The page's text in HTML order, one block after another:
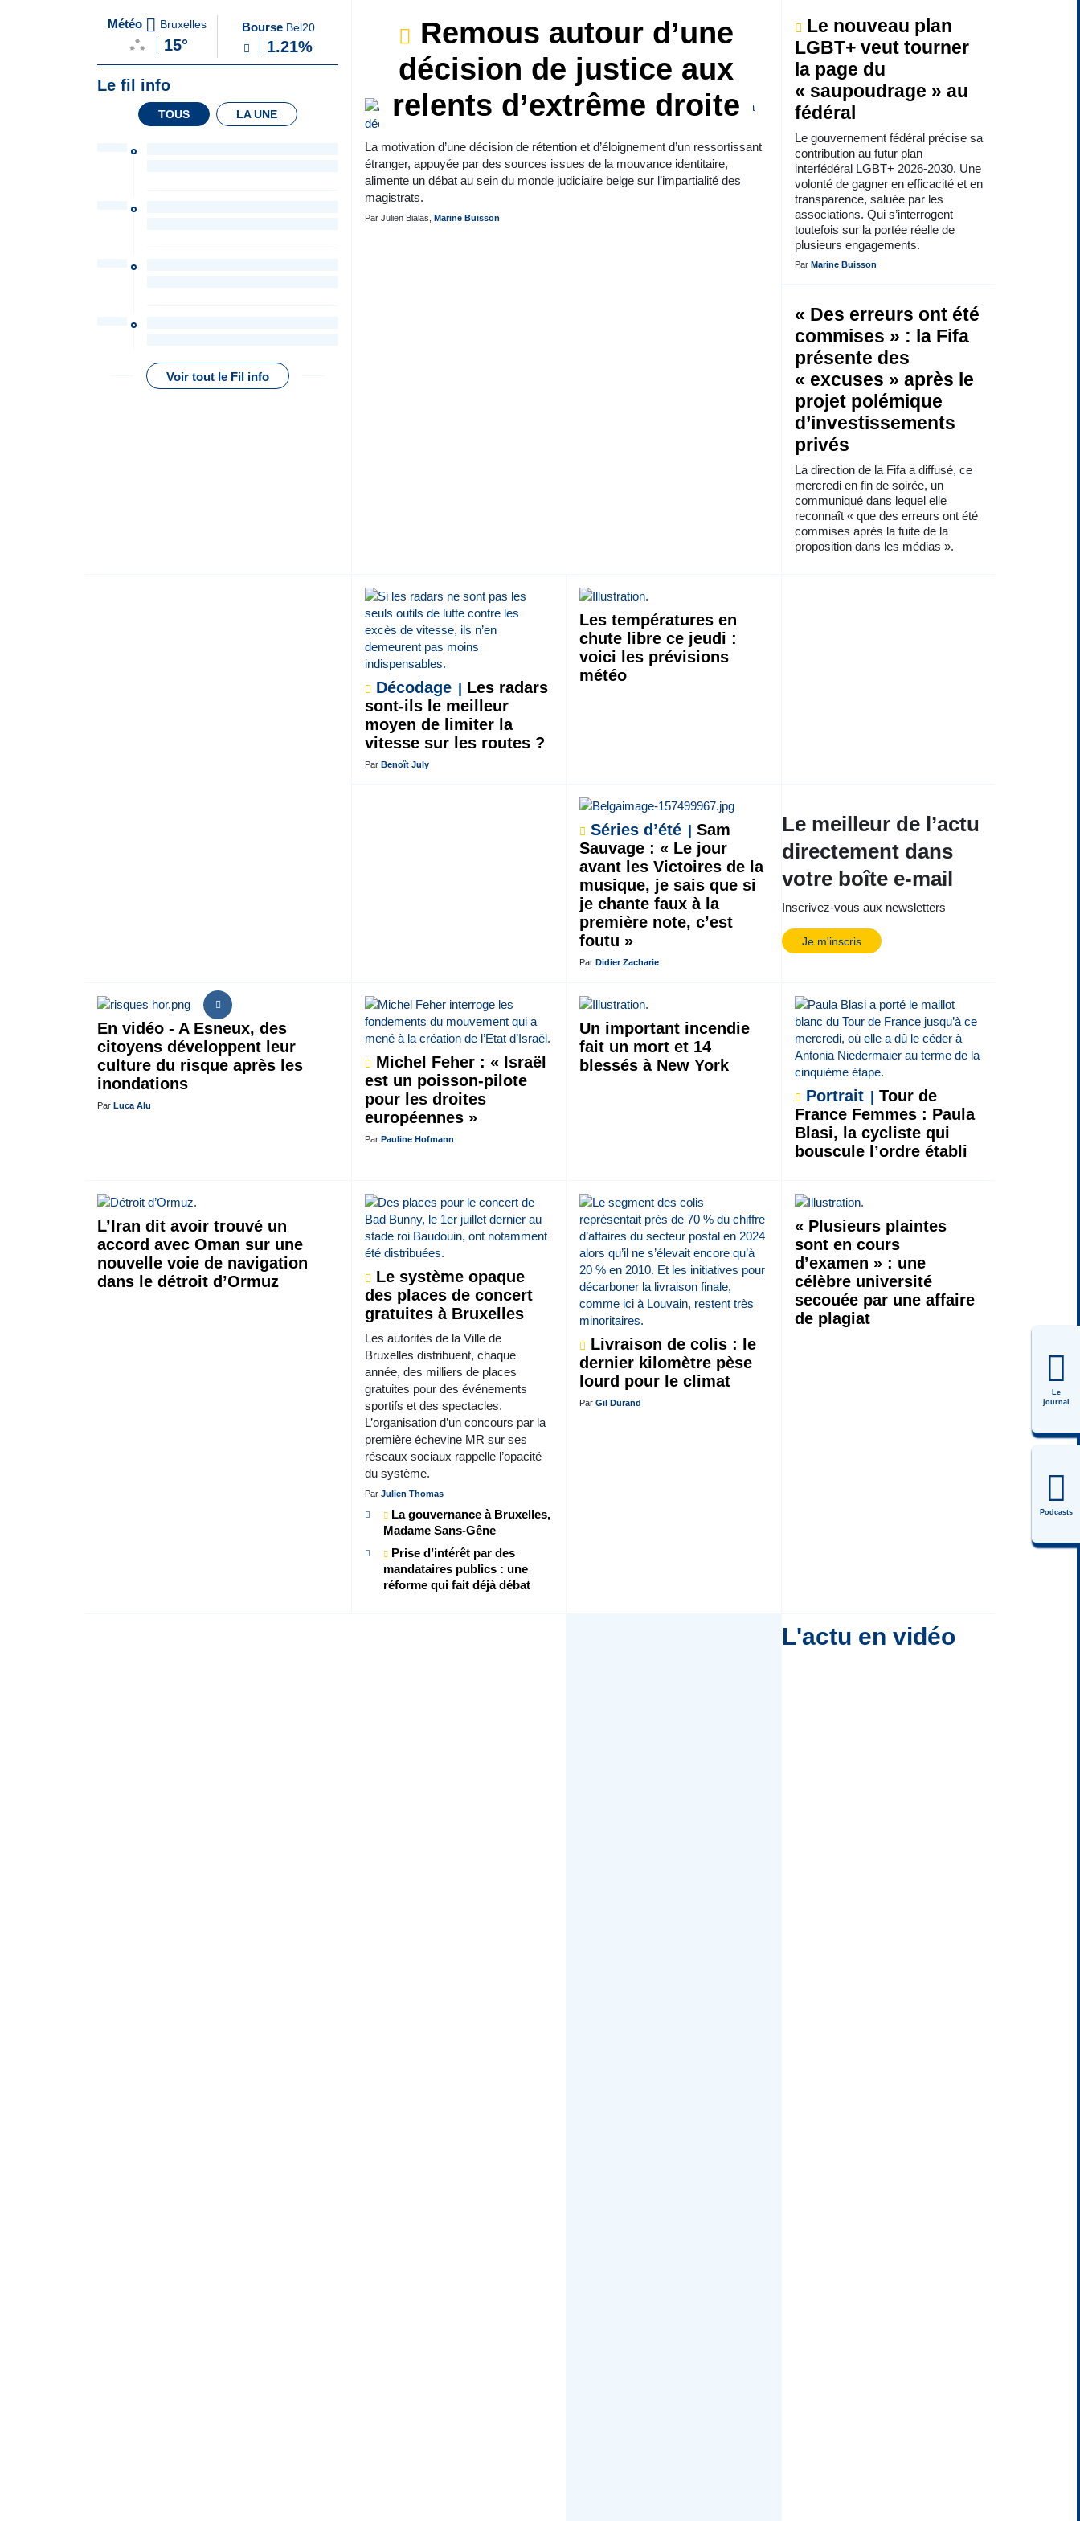
Le
journal
Podcasts
du Soir
Une
Remous autour d’une
décision de justice aux
relents d’extrême droite
La motivation d’une décision de rétention et d’éloignement d’un ressortissant
étranger, appuyée par des sources issues de la mouvance identitaire,
alimente un débat au sein du monde judiciaire belge sur l’impartialité des
magistrats.
Par Julien Bialas, Marine Buisson
Le nouveau plan
LGBT+ veut tourner
la page du
« saupoudrage » au
fédéral
Le gouvernement fédéral précise sa
contribution au futur plan
interfédéral LGBT+ 2026-2030. Une
volonté de gagner en efficacité et en
transparence, saluée par les
associations. Qui s’interrogent
toutefois sur la portée réelle de
plusieurs engagements.
Par Marine Buisson
« Des erreurs ont été
commises » : la Fifa
présente des
« excuses » après le
projet polémique
d’investissements
privés
La direction de la Fifa a diffusé, ce
mercredi en fin de soirée, un
communiqué dans lequel elle
reconnaît « que des erreurs ont été
commises après la fuite de la
proposition dans les médias ».
Décodage
Les radars
sont-ils le meilleur
moyen de limiter la
vitesse sur les routes ?
Par Benoît July
Les températures en
chute libre ce jeudi :
voici les prévisions
météo
Séries d’été
Sam
Sauvage : « Le jour
avant les Victoires de la
musique, je sais que si
je chante faux à la
première note, c’est
foutu »
ParDidier Zacharie
Météo Bruxelles
15°
Bourse Bel20
1.21%
Le fil info
LA UNE
TOUS
Voir tout le Fil info
Le meilleur de l’actu
directement dans
votre boîte e-mail
Inscrivez-vous aux newsletters
Je m'inscris
En vidéo - A Esneux, des
citoyens développent leur
culture du risque après les
inondations
Par Luca Alu
Michel Feher : « Israël
est un poisson-pilote
pour les droites
européennes »
Par Pauline Hofmann
Un important incendie
fait un mort et 14
blessés à New York
Portrait
Tour de
France Femmes : Paula
Blasi, la cycliste qui
bouscule l’ordre établi
L’Iran dit avoir trouvé un
accord avec Oman sur une
nouvelle voie de navigation
dans le détroit d’Ormuz
Le système opaque
des places de concert
gratuites à Bruxelles
Les autorités de la Ville de
Bruxelles distribuent, chaque
année, des milliers de places
gratuites pour des événements
sportifs et des spectacles.
L’organisation d’un concours par la
première échevine MR sur ses
réseaux sociaux rappelle l’opacité
du système.
Par Julien Thomas
La gouvernance à Bruxelles,
Madame Sans-Gêne
Prise d’intérêt par des
mandataires publics : une
réforme qui fait déjà débat
Livraison de colis : le
dernier kilomètre pèse
lourd pour le climat
ParGil Durand
« Plusieurs plaintes
sont en cours
d’examen » : une
célèbre université
secouée par une affaire
de plagiat
L'actu en vidéo